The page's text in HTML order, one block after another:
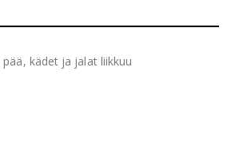
kädet ja jalat liikkuu